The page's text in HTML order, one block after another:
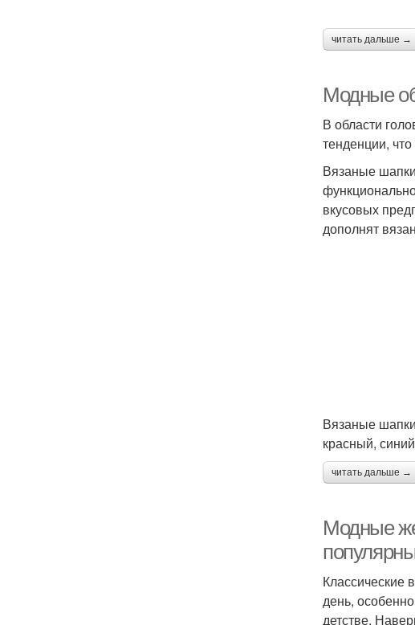
читать дальше →
Модные
В области
тенденции,
Вязаные
вкусовых
дополнят
Вязаные
красный, синий
читать дальше →
Модные
Классические
день,
детстве.